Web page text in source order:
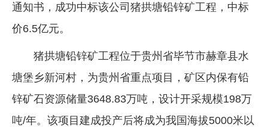
党建工作
企业文化
《资源再生》杂志
行情报价
通知书，成功中标该公司猪拱塘铅锌矿工程，中标
价6.5亿元。
猪拱塘铅锌矿工程位于贵州省毕节市赫章县水
塘堡乡新河村，为贵州省重点项目，矿区内保有铅
锌矿石资源储量3648.83万吨，设计开采规模198万
吨/年。该项目建成投产后将成为我国海拔5000米以